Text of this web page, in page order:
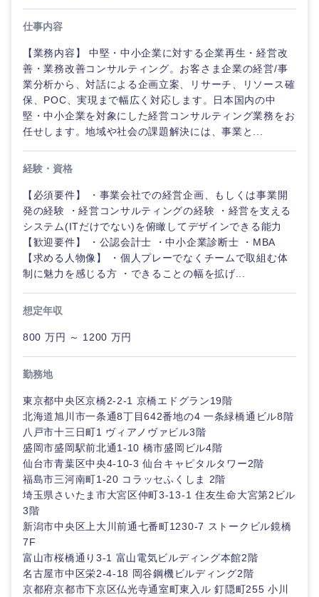
近畿地方
滋賀県 京都府
大阪府 兵庫県
中国・四国地方
鳥取県 島根県
岡山県 広島県
山口県 徳島県
高知県
仕事内容
【業務内容】 中堅・中小企業に対する企業再生・経営改
善・業務改善コンサルティング。お客さま企業の経営/事
業分析から、対話による企画立案、リサーチ、リソース確
保、POC、実現まで幅広く対応します。日本国内の中
堅・中小企業を対象にした経営コンサルティング業務をお
任せします。地域や社会の課題解決には、事業と...
経験・資格
【必須要件】 ・事業会社での経営企画、もしくは事業開
発の経験 ・経営コンサルティングの経験 ・経営を支える
システム(ITだけでない)を俯瞰してデザインできる能力
【歓迎要件】 ・公認会計士 ・中小企業診断士 ・MBA
【求める人物像】 ・個人プレーでなくチームで取組む体
制に魅力を感じる方 ・できることの幅を拡げ...
想定年収
800 万円 ～ 1200 万円
勤務地
東京都中央区京橋2-2-1 京橋エドグラン19階
北海道旭川市一条通8丁目642番地の4 一条緑橋通ビル8階
八戸市十三日町1 ヴィアノヴァビル3階
盛岡市盛岡駅前北通1-10 橋市盛岡ビル4階
仙台市青葉区中央4-10-3 仙台キャピタルタワー2階
福島市三河南町1-20 コラッセふくしま 2階
埼玉県さいたま市大宮区仲町3-13-1 住友生命大宮第2ビル
3階
新潟市中央区上大川前通七番町1230-7 ストークビル鏡橋
7F
富山市桜橋通り3-1 富山電気ビルディング本館2階
名古屋市中区栄2-4-18 岡谷鋼機ビルディング2階
京都府京都市下京区仏光寺通室町東入ル 釘隠町255 小川